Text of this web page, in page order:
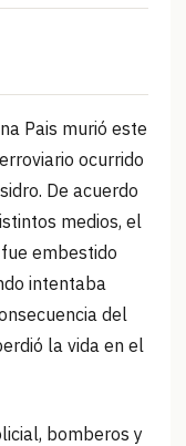
Pais murió este
ocurrido
De acuerdo
medios, el
embestido
intentaba
del
la vida en el
bomberos y